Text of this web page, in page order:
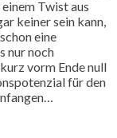
Twist aus
keiner sein kann,
eine
nur noch
vorm Ende null
für den